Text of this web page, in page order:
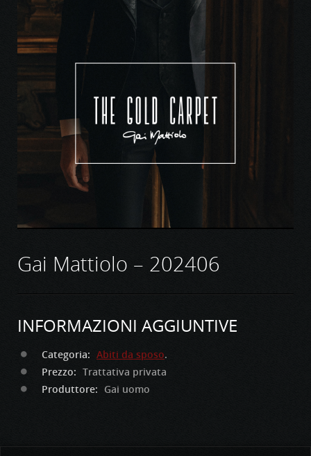
Gai Mattiolo – 202406
INFORMAZIONI AGGIUNTIVE
Categoria: Abiti da sposo.
Prezzo: Trattativa privata
Produttore: Gai uomo